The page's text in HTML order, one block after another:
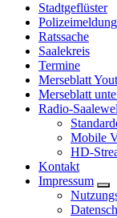
Stadtgeflüster
Ratssache
Saalekreis
Termine
Merseblatt
Merseblatt
Radio-
Mobile
HD-
Kontakt
Impressum